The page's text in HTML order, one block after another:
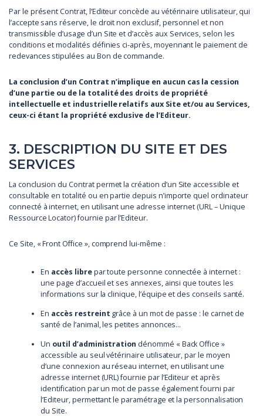
Par le présent Contrat, l’Editeur concède au vétérinaire utilisateur, qui
l’accepte sans réserve, le droit non exclusif, personnel et non
transmissible d’usage d’un Site et d’accès aux Services, selon les
conditions et modalités définies ci-après, moyennant le paiement de
redevances stipulées au Bon de commande.
La conclusion d’un Contrat n’implique en aucun cas la cession
d’une partie ou de la totalité des droits de propriété
intellectuelle et industrielle relatifs aux Site et/ou au Services,
ceux-ci étant la propriété exclusive de l’Editeur.
3. DESCRIPTION DU SITE ET DES
SERVICES
La conclusion du Contrat permet la création d’un Site accessible et
consultable en totalité ou en partie depuis n’importe quel ordinateur
connecté à internet, en utilisant une adresse internet (URL – Unique
Ressource Locator) fournie par l’Editeur.
Ce Site, « Front Office », comprend lui-même :
En accès librepar toute personne connectée à internet :
une page d’accueil et ses annexes, ainsi que toutes les
informations sur la clinique, l’équipe et des conseils santé.
En accès restreint grâce à un mot de passe : le carnet de
santé de l’animal, les petites annonces…
Un outil d’administration dénommé « Back Office »
accessible au seul vétérinaire utilisateur, par le moyen
d’une connexion au réseau internet, en utilisant une
adresse internet (URL) fournie par l’Editeur et après
identification par un mot de passe également fourni par
l’Editeur, permettant le paramétrage et la personnalisation
du Site.